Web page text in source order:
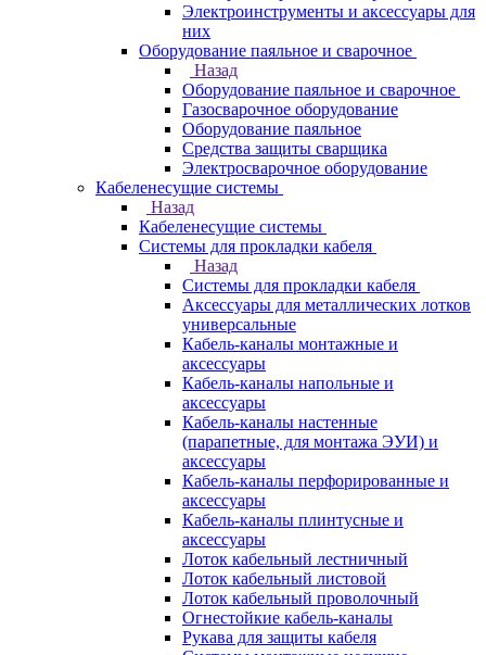
Электроинструменты и аксессуары для
них
Оборудование паяльное и сварочное
Назад
Оборудование паяльное и сварочное
Газосварочное оборудование
Оборудование паяльное
Средства защиты сварщика
Электросварочное оборудование
Кабеленесущие системы
Назад
Кабеленесущие системы
Системы для прокладки кабеля
Назад
Системы для прокладки кабеля
Аксессуары для металлических лотков
универсальные
Кабель-каналы монтажные и
аксессуары
Кабель-каналы напольные и
аксессуары
Кабель-каналы настенные
(парапетные, для монтажа ЭУИ) и
аксессуары
Кабель-каналы перфорированные и
аксессуары
Кабель-каналы плинтусные и
аксессуары
Лоток кабельный лестничный
Лоток кабельный листовой
Лоток кабельный проволочный
Огнестойкие кабель-каналы
Рукава для защиты кабеля